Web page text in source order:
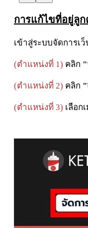
การแก้ไขที่อยู่ลูก
เข้าสู่ระบบจัดการเว็
(ตำแหน่งที่ 1) คลิก
(ตำแหน่งที่ 2) คลิก
(ตำแหน่งที่ 3) เลือก